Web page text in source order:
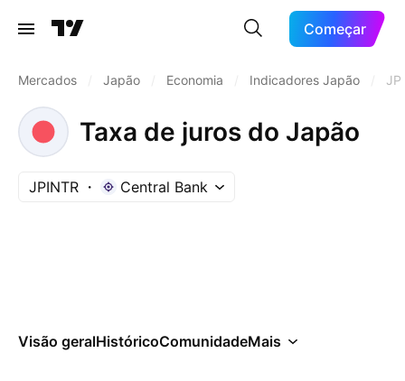
Começar
Mercados Japão Economia Indicadores Japão
Taxa de juros do Japão
JPINTR Central Bank
Visão geralHistóricoComunidadeMais